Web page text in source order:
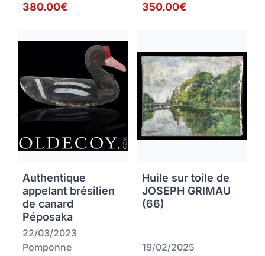
380.00€ 350.00€
Authentique
appelant brésilien
de canard
Péposaka
22/03/2023
Pomponne
Huile sur toile de
JOSEPH GRIMAU
(66)
19/02/2025